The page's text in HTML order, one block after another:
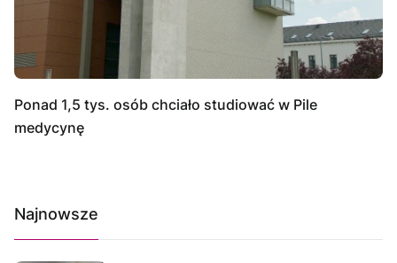
Ponad 1,5 tys. osób chciało studiować w Pile
medycynę
Najnowsze